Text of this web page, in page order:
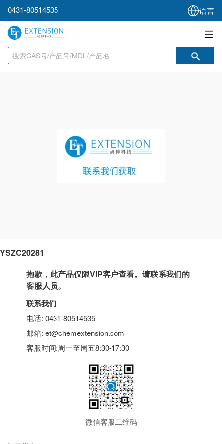
0431-80514535 语言
YSZC20281
抱歉，此产品仅限VIP客户查看。请联系我们的
客服人员。
联系我们
电话: 0431-80514535
邮箱: et@chemextension.com
客服时间:周一至周五8:30-17:30
微信客服二维码